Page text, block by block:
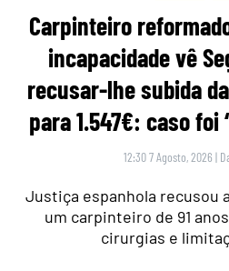
Carpinteiro
incapacidade vê
recusar-lhe subida
para 1.547€: caso foi
12:30 7 Agosto, 2026 |
Justiça espanhola recusou
um carpinteiro de 91
cirurgias e